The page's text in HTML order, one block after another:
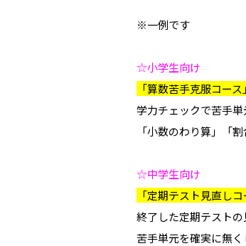
※一例です
☆小学生向け
「算数苦手克服コース」
学力チェックで苦手単
「小数のわり算」「
☆中学生向け
「定期テスト見直しコ
終了した定期テスト
苦手単元を確実に無く